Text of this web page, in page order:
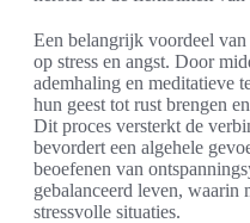
Een belangrijk voordeel
op stress en angst. Door
ademhaling en meditatieve
hun geest tot rust brengen
Dit proces versterkt de
bevordert een algehele
beoefenen van
gebalanceerd leven, waarin
stressvolle situaties.